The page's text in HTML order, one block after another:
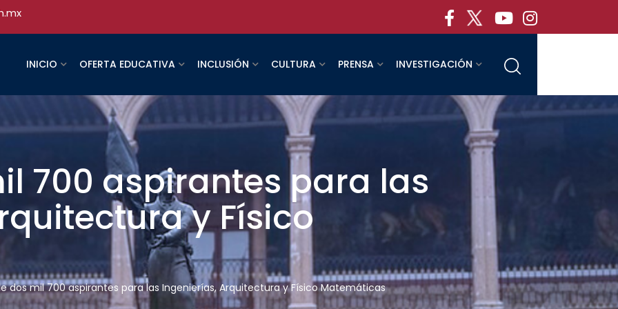
INICIO OFERTA EDUCATIVA INCLUSIÓN CULTURA PRENSA INVESTIGACIÓN
700 aspirantes para las
y Físico
dos mil 700 aspirantes para las Ingenierías, Arquitectura y Físico Matemáticas